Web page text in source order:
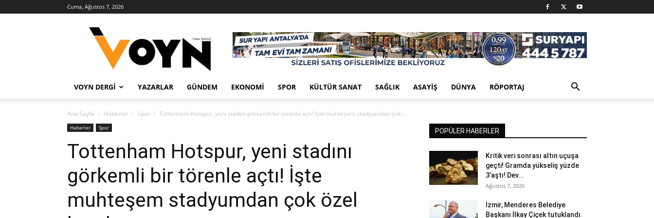
Cuma, Ağustos 7, 2026
Haber
VOYN DERGI YAZARLAR GÜNDEM EKONOMI SPOR KÜLTÜR SANAT SAĞLIK ASAYIŞ DÜNYA RÖPORTAJ
Ana Sayfa Haberler Spor Tottenham Hotspur, yeni stadını görkemli bir törenle açtı! İşte muhteşem stadyumdan çok...
Haberler Spor
Tottenham Hotspur, yeni stadını
görkemli bir törenle açtı! İşte
muhteşem stadyumdan çok özel
POPÜLER HABERLER
Kritik veri sonrası altın uçuşa
geçti! Gramda yükseliş yüzde
3’aştı! Dev...
Ağustos 7, 2026
İzmir, Menderes Belediye
Başkanı İlkay Çiçek tutuklandı